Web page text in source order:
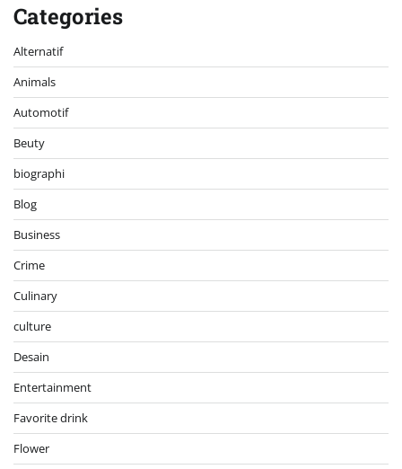
Categories
Alternatif
Animals
Automotif
Beuty
biographi
Blog
Business
Crime
Culinary
culture
Desain
Entertainment
Favorite drink
Flower